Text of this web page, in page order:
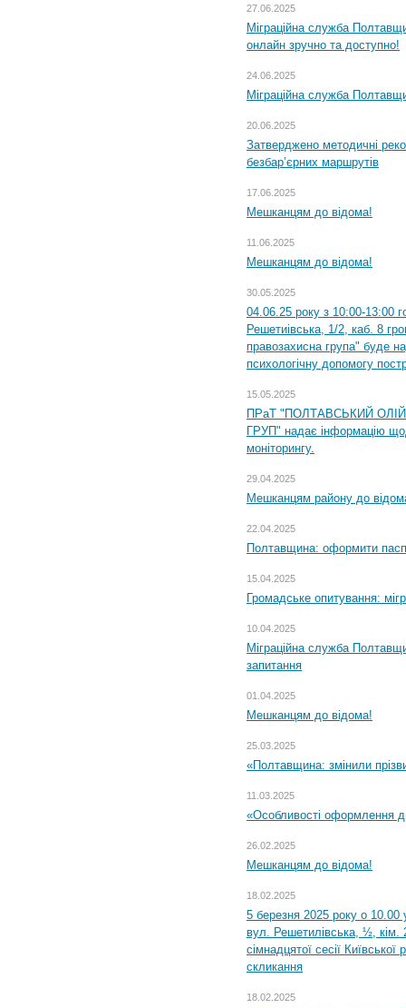
27.06.2025
Міграційна служба
онлайн зручно та доступно!
24.06.2025
Міграційна служба
20.06.2025
Затверджено методичні
безбар’єрних маршрутів
17.06.2025
Мешканцям до відома!
11.06.2025
Мешканцям до відома!
30.05.2025
04.06.25 року з 10:00-13:00
Решетиівська, 1/2, каб. 8
правозахисна група" буде
психологічну допомогу
15.05.2025
ПРаТ "ПОЛТАВСЬКИЙ
ГРУП" надає інформацію
моніторингу.
29.04.2025
Мешканцям району до
22.04.2025
Полтавщина: оформити
15.04.2025
Громадське опитування:
10.04.2025
Міграційна служба
запитання
01.04.2025
Мешканцям до відома!
25.03.2025
«Полтавщина: змінили
11.03.2025
«Особливості оформлення
26.02.2025
Мешканцям до відома!
18.02.2025
5 березня 2025 року о 10.00
вул. Решетилівська, ½, кім.
сімнадцятої сесії
скликання
18.02.2025